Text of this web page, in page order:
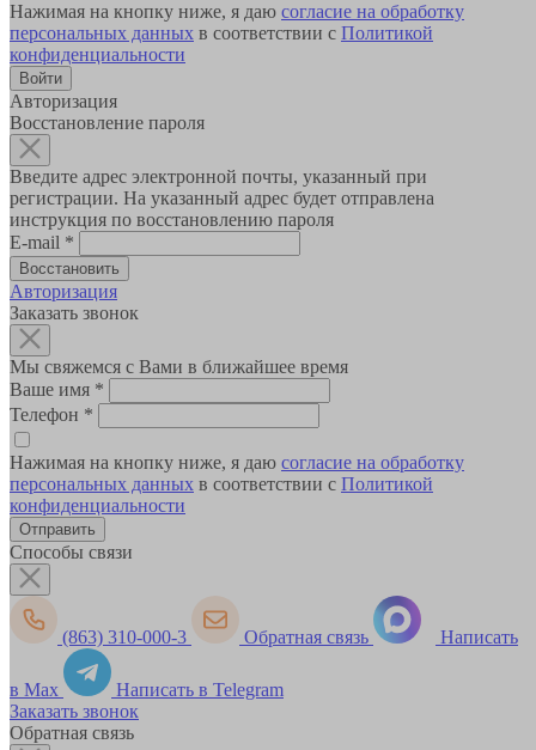
Нажимая на кнопку ниже, я даю согласие на обработку
персональных данных в соответствии с Политикой
конфиденциальности
Авторизация
Восстановление пароля
Введите адрес электронной почты, указанный при
регистрации. На указанный адрес будет отправлена
инструкция по восстановлению пароля
E-mail *
Авторизация
Заказать звонок
Мы свяжемся с Вами в ближайшее время
Ваше имя *
Телефон *
Нажимая на кнопку ниже, я даю согласие на обработку
персональных данных в соответствии с Политикой
конфиденциальности
Способы связи
(863) 310-000-3 Обратная связь Написать
в Max
Написать в Telegram
Заказать звонок
Обратная связь